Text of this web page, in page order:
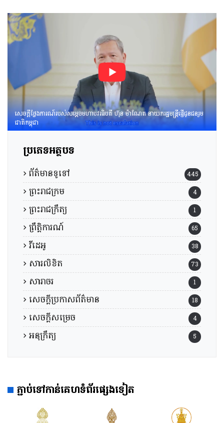
ព្រាង​គំរូ​របាយការណ៍​សង្ខេប​ស្ដីពី​
វឌ្ឍនភាព​និងសមិទ្ធផល​សំខាន់ៗ​
របស់​រាជរដ្ឋាភិបាល​នៃ​
ព្រះរាជាណាចក្រកម្ពុជា។
សេចក្តីថ្លែងការណ៍របស់សម្តេចមហាបវរធិបតី ហ៊ុន ម៉ាណែត នាយករដ្ឋមន្រ្តីផ្ញើជូនជនរួម
ជាតិកម្ពុជា
ប្រភេទអត្ថបទ
ព័ត៌មានទូទៅ 445
ព្រះរាជក្រម 4
ព្រះរាជក្រឹត្យ 1
ព្រឹត្តិការណ៍ 65
វីដេអូ 38
សារលិខិត 73
សារាចរ 1
សេចក្តីប្រកាសព័ត៌មាន 18
សេចក្តីសម្រេច 4
អនុក្រឹត្យ 5
ភ្ជាប់ទៅកាន់គេហទំព័រផ្សេងទៀត